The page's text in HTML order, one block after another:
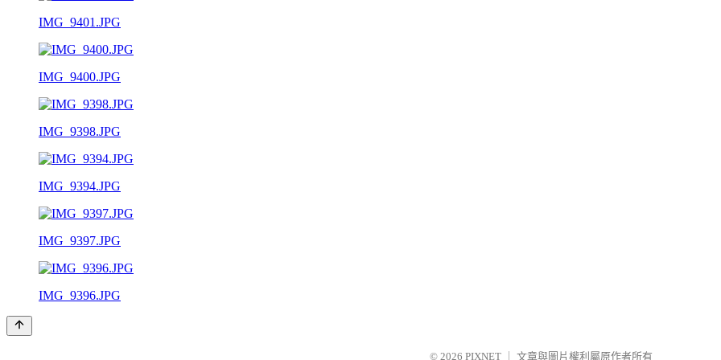
IMG_9401.JPG
IMG_9400.JPG
IMG_9398.JPG
IMG_9394.JPG
IMG_9397.JPG
IMG_9396.JPG
© 2026 PIXNET 文章與圖片權利屬原作者所有